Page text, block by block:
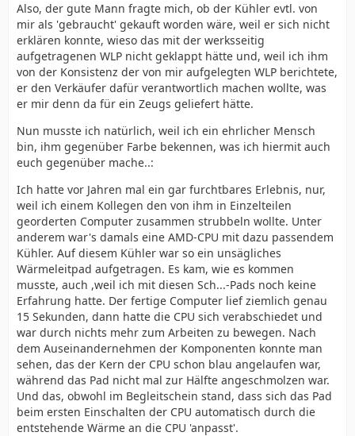
Also, der gute Mann fragte mich, ob der Kühler evtl. von
mir als 'gebraucht' gekauft worden wäre, weil er sich nicht
erklären konnte, wieso das mit der werksseitig
aufgetragenen WLP nicht geklappt hätte und, weil ich ihm
von der Konsistenz der von mir aufgelegten WLP berichtete,
er den Verkäufer dafür verantwortlich machen wollte, was
er mir denn da für ein Zeugs geliefert hätte.
Nun musste ich natürlich, weil ich ein ehrlicher Mensch
bin, ihm gegenüber Farbe bekennen, was ich hiermit auch
euch gegenüber mache..:
Ich hatte vor Jahren mal ein gar furchtbares Erlebnis, nur,
weil ich einem Kollegen den von ihm in Einzelteilen
georderten Computer zusammen strubbeln wollte. Unter
anderem war's damals eine AMD-CPU mit dazu passendem
Kühler. Auf diesem Kühler war so ein unsägliches
Wärmeleitpad aufgetragen. Es kam, wie es kommen
musste, auch ,weil ich mit diesen Sch...-Pads noch keine
Erfahrung hatte. Der fertige Computer lief ziemlich genau
15 Sekunden, dann hatte die CPU sich verabschiedet und
war durch nichts mehr zum Arbeiten zu bewegen. Nach
dem Auseinandernehmen der Komponenten konnte man
sehen, das der Kern der CPU schon blau angelaufen war,
während das Pad nicht mal zur Hälfte angeschmolzen war.
Und das, obwohl im Begleitschein stand, dass sich das Pad
beim ersten Einschalten der CPU automatisch durch die
entstehende Wärme an die CPU 'anpasst'.